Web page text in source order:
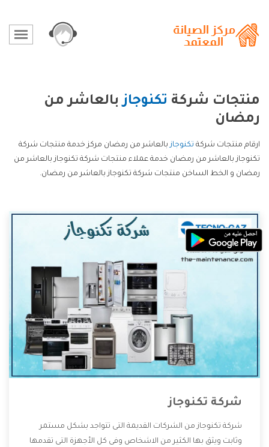
منتجات شركة تكنوجازبالعاشر من
رمضان
ارقام منتجات شركة تكنوجازبالعاشر من رمضان مركز خدمة منتجات شركة
تكنوجاز بالعاشر من رمضان خدمة عملاء منتجات شركة تكنوجاز بالعاشر من
رمضان و الخط الساخن منتجات شركة تكنوجاز بالعاشر من رمضان.
شركة تكنوجاز
شركة تكنوجاز من الشركات القديمة التى تتواجد بشكل مستمر
وثابت ويثق بها الكثير من الاشخاص وفى كل الأجهزة التى تقدمها